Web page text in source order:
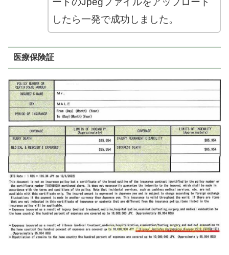
したら一発で成功しました。
医療保険証